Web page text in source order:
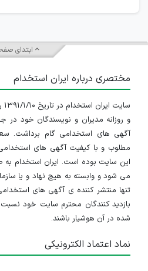
ابتدای
مختصری درباره ایران استخدام
و روزانه مدیران و نویسندگان خود
آگهی های استخدامی گام برداشت.
مطلوب و با کیفیت آگهی های
این سایت بوده است. ایران استخدام
می شود و وابسته به هیچ نهاد و یا
تنها منتشر کننده ی آگهی های
بازدید کنندگان محترم سایت خود
شده در آن هوشیار باشند.
نماد اعتماد الکترونیکی